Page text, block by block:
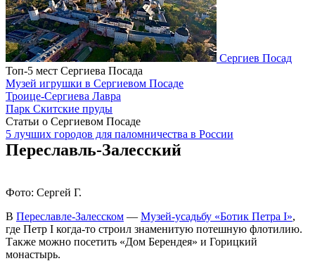
Сергиев Посад
Топ-5 мест Сергиева Посада
Музей игрушки в Сергиевом Посаде
Троице-Сергиева Лавра
Парк Скитские пруды
Статьи о Сергиевом Посаде
5 лучших городов для паломничества в России
Переславль-Залесский
Фото: Сергей Г.
В Переславле-Залесском — Музей-усадьбу «Ботик Петра I»,
где Петр I когда-то строил знаменитую потешную флотилию.
Также можно посетить «Дом Берендея» и Горицкий
монастырь.